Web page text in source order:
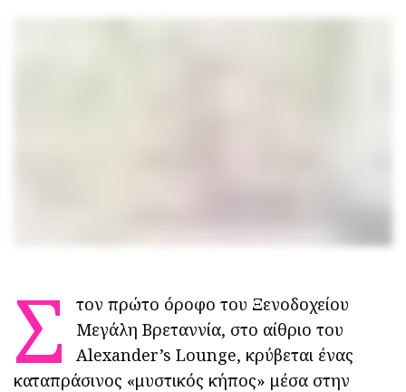
Σ
τον πρώτο όροφο του Ξενοδοχείου
Μεγάλη Βρεταννία, στο αίθριο του
Alexander’s Lounge, κρύβεται ένας
καταπράσινος «μυστικός κήπος» μέσα στην